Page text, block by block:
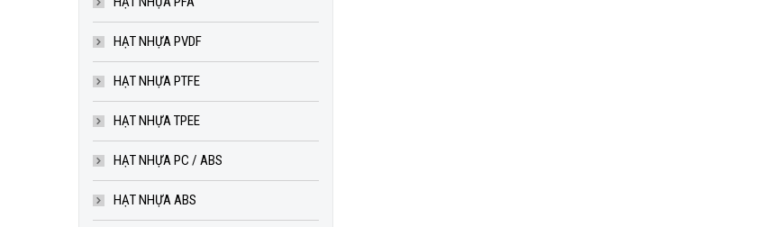
HẠT NHỰA PVDF
HẠT NHỰA PTFE
HẠT NHỰA TPEE
HẠT NHỰA PC / ABS
HẠT NHỰA ABS